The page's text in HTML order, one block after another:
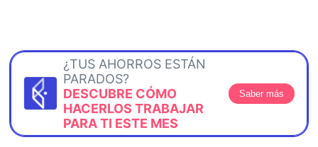
¿TUS AHORROS ESTÁN
PARADOS?
DESCUBRE CÓMO
HACERLOS TRABAJAR
PARA TI ESTE MES
Saber más